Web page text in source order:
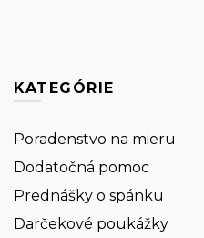
KATEGÓRIE
Poradenstvo na mieru
Dodatočná pomoc
Prednášky o spánku
Darčekové poukážky